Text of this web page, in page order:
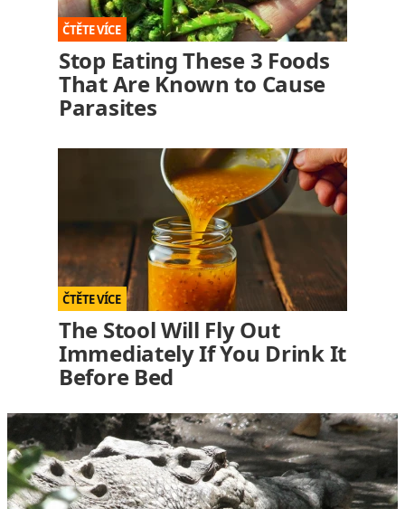
Stop Eating These 3 Foods
That Are Known to Cause
Parasites
The Stool Will Fly Out
Immediately If You Drink It
Before Bed